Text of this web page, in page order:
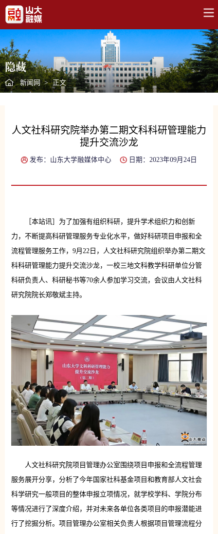
隐藏
新闻网 > 正文
人文社科研究院举办第二期文科科研管理能力
提升交流沙龙
发布：山东大学融媒体中心 日期：2023年09月24日
［本站讯］为了加强有组织科研，提升学术组织力和创新
力，不断提高科研管理服务专业化水平，做好科研项目申报和全
流程管理服务工作，9月22日，人文社科研究院组织举办第二期文
科科研管理能力提升交流沙龙，一校三地文科教学科研单位分管
科研负责人、科研秘书等70余人参加学习交流，会议由人文社科
研究院院长郑敬斌主持。
人文社科研究院项目管理办公室围绕项目申报和全流程管理
服务展开分享，分析了今年国家社科基金项目和教育部人文社会
科学研究一般项目的整体申报立项情况，就学校学科、学院分布
等情况进行了深度介绍，并对未来各单位各类项目的申报潜能进
行了挖掘分析。项目管理办公室相关负责人根据项目管理流程分